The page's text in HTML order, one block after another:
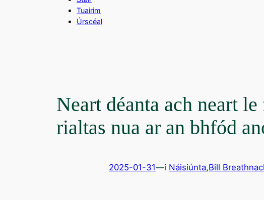
Tuairim
Úrscéal
Neart déanta ach neart
rialtas nua ar an bhfód
2025-01-31—i Náisiúnta,Bill